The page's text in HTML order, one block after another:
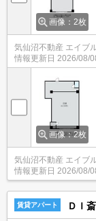
画像：2枚
気仙沼不動産 エイブ
情報更新日 2026/08/
画像：2枚
気仙沼不動産 エイブ
情報更新日 2026/08/
賃貸アパート ＤＩ